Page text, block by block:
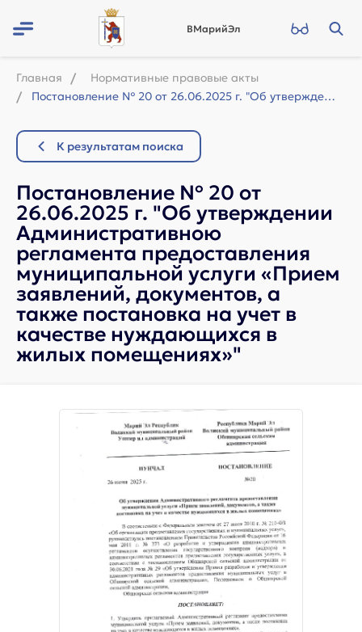
ВМарийЭл
Главная
Нормативные правовые акты
Постановление № 20 от 26.06.2025 г. "Об утверждении Административною реглам...
К результатам поиска
Постановление № 20 от
26.06.2025 г. "Об утверждении
Административною
регламента предоставления
муниципальной услуги «Прием
заявлений, документов, а
также постановка на учет в
качестве нуждающихся в
жилых помещениях»"